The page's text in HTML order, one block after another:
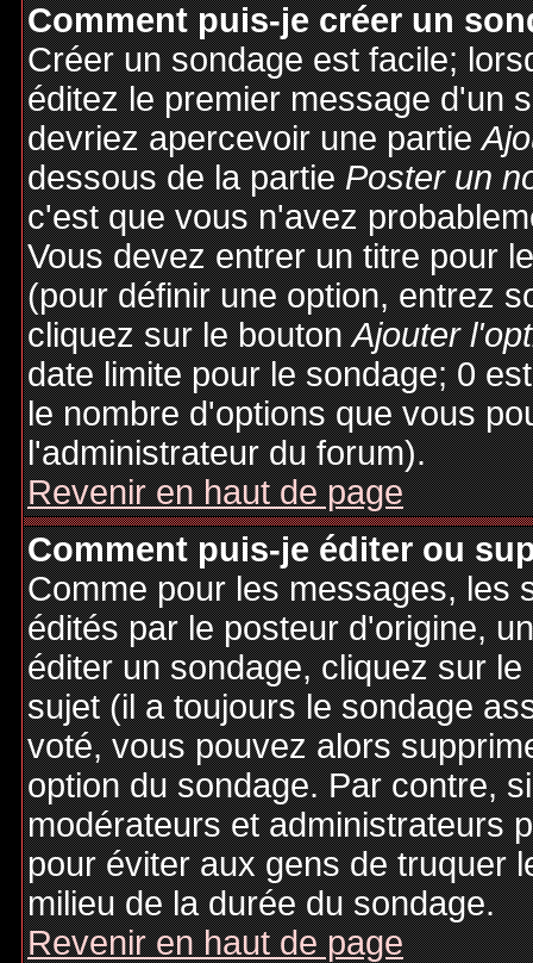
Comment puis-je créer un
Créer un sondage est facile;
éditez le premier message d'un
devriez apercevoir une partie
dessous de la partiePoster un
c'est que vous n'avez
Vous devez entrer un titre pour
(pour définir une option, entrez
cliquez sur le boutonAjouter
date limite pour le sondage; 0
le nombre d'options que vous
l'administrateur du forum).
Revenir en haut de page
Comment puis-je éditer ou
Comme pour les messages, les
édités par le posteur d'origine,
éditer un sondage, cliquez sur
sujet (il a toujours le sondage
voté, vous pouvez alors
option du sondage. Par contre,
modérateurs et administrateurs
pour éviter aux gens de truquer
milieu de la durée du sondage.
Revenir en haut de page